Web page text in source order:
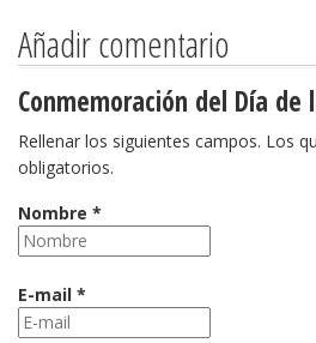
Añadir comentario
Conmemoración del Día de
Rellenar los siguientes campos. Los
obligatorios.
Nombre *
E-mail *